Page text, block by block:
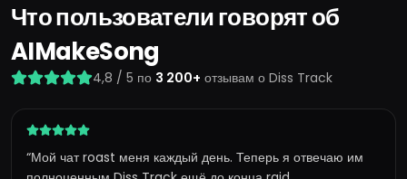
Что пользователи говорят об
AIMakeSong
4,8 / 5 по 3 200+ отзывам о Diss Track
“Мой чат roast меня каждый день. Теперь я отвечаю им